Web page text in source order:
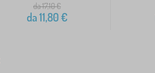
da 17,10€
da11,80€